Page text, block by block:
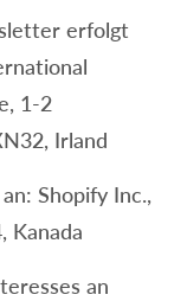
erfolgt
1-2
Irland
Shopify Inc.,
Kanada
an